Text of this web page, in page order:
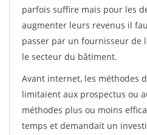
parfois suffire mais pour les
augmenter leurs revenus il
passer par un fournisseur de
le secteur du bâtiment.
Avant internet, les méthodes
limitaient aux prospectus ou
méthodes plus ou moins
temps et demandait un